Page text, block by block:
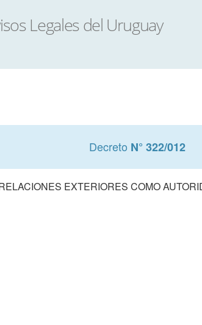
Decreto N° 322/012
EXTERIORES COMO